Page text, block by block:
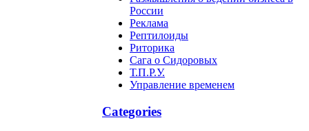
России
Реклама
Рептилоиды
Риторика
Сага о Сидоровых
Т.П.Р.У.
Управление временем
Categories